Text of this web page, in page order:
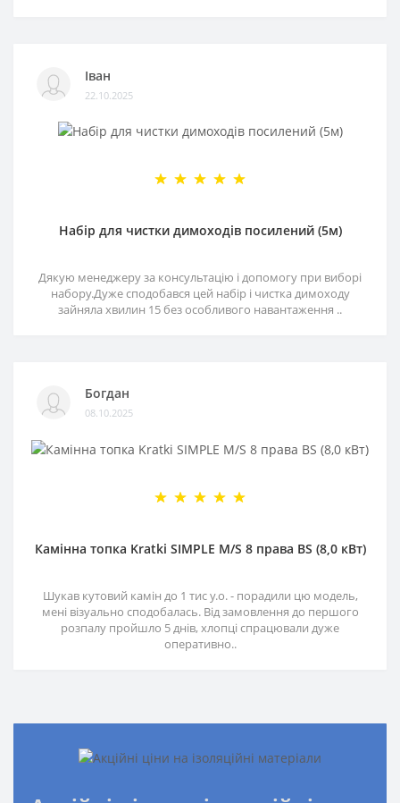
Іван
22.10.2025
Набір для чистки димоходів посилений (5м)
Дякую менеджеру за консультацію і допомогу при виборі
набору.Дуже сподобався цей набір і чистка димоходу
зайняла хвилин 15 без особливого навантаження ..
Богдан
08.10.2025
Камінна топка Kratki SIMPLE M/S 8 права BS (8,0 кВт)
Шукав кутовий камін до 1 тис у.о. - порадили цю модель,
мені візуально сподобалась. Від замовлення до першого
розпалу пройшло 5 днів, хлопці спрацювали дуже
оперативно..